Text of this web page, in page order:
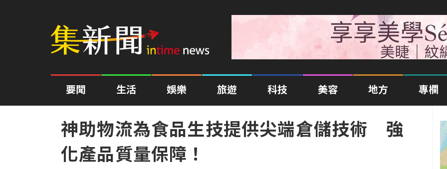
要聞 生活 娛樂 旅遊 科技 美容 地方 專欄
神助物流為食品生技提供尖端倉儲技術 強
化產品質量保障！